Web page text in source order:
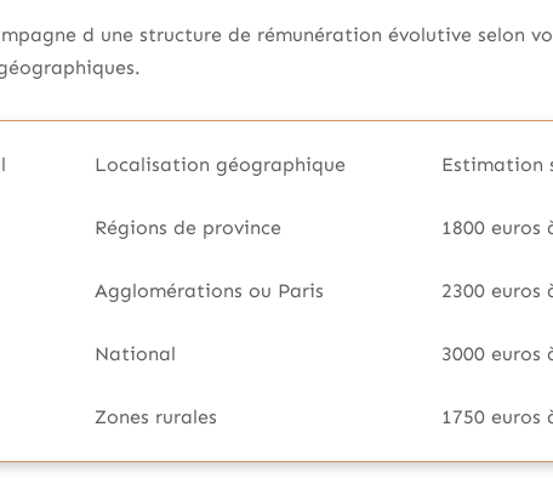
d une structure de rémunération évolutive selon
Localisation géographique Estimation
Régions de province 1800 euros
Agglomérations ou Paris 2300 euros
National 3000 euros
Zones rurales 1750 euros